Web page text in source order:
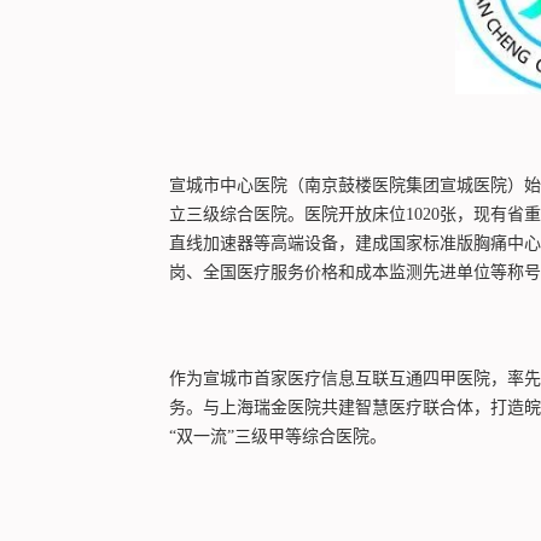
宣城市中心医院（南京鼓楼医院集团宣城医院）
立三级综合医院。医院开放床位1020张，现有省
直线加速器等高端设备，建成国家标准版胸痛中
岗、全国医疗服务价格和成本监测先进单位等称
作为宣城市首家医疗信息互联互通四甲医院，率
务。与上海瑞金医院共建智慧医疗联合体，打造
“双一流”三级甲等综合医院。